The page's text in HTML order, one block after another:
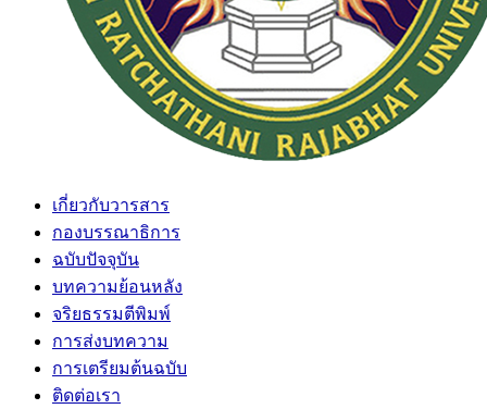
เกี่ยวกับวารสาร
กองบรรณาธิการ
ฉบับปัจจุบัน
บทความย้อนหลัง
จริยธรรมตีพิมพ์
การส่งบทความ
การเตรียมต้นฉบับ
ติดต่อเรา